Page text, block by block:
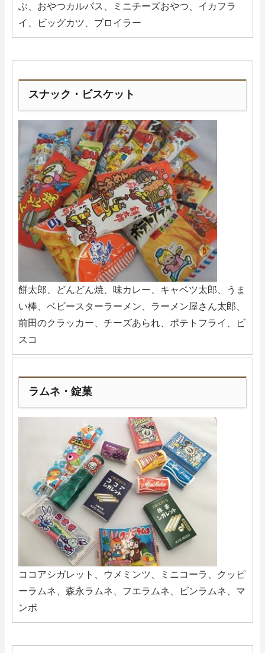
ぶ、おやつカルパス、ミニチーズおやつ、イカフラ
イ、ビッグカツ、ブロイラー
スナック・ビスケット
餅太郎、どんどん焼、味カレー、キャベツ太郎、うま
い棒、ベビースターラーメン、ラーメン屋さん太郎、
前田のクラッカー、チーズあられ、ポテトフライ、ビ
スコ
ラムネ・錠菓
ココアシガレット、ウメミンツ、ミニコーラ、クッピ
ーラムネ、森永ラムネ、フエラムネ、ビンラムネ、マ
ンボ